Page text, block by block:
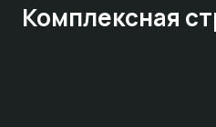
Комплексная